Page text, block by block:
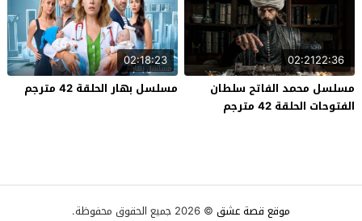
02:2122:36
مسلسل محمد الفاتح سلطان
الفتوحات الحلقة 42 مترجم
02:18:23
مسلسل بهار الحلقة 42 مترجم
موقع قصة عشق © 2026 جميع الحقوق محفوظة.